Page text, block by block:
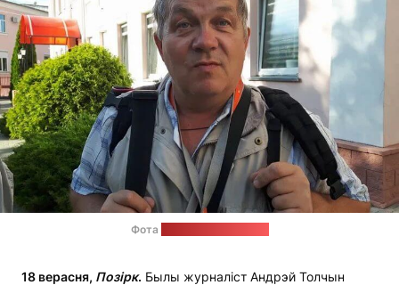
Фота
18 верасня, Позірк. Былы журналіст Андрэй Толчын